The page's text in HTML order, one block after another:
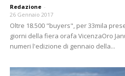
Redazione -
26 Gennaio 2017
Oltre 18.500 "buyers", per 33mila
giorni della fiera orafa VicenzaOro
numeri l'edizione di gennaio della...